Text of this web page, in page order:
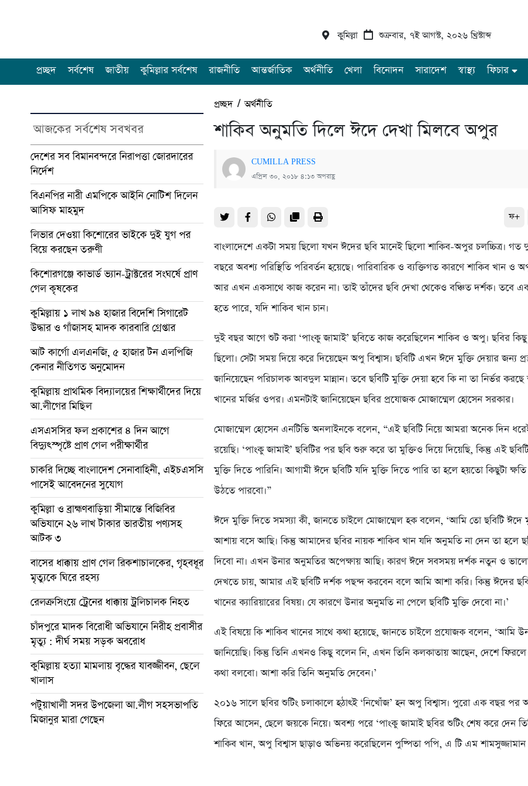
কুমিল্লা শুক্রবার, ৭ই আগস্ট, ২০২৬ খ্রিস্টাব্দ
প্রচ্ছদ সর্বশেষ জাতীয় কুমিল্লার সর্বশেষ রাজনীতি আন্তর্জাতিক অর্থনীতি খেলা বিনোদন সারাদেশ স্বাস্থ্য ফিচার
আজকের সর্বশেষ সবখবর
দেশের সব বিমানবন্দরে নিরাপত্তা জোরদারের
নির্দেশ
বিএনপির নারী এমপিকে আইনি নোটিশ দিলেন
আসিফ মাহমুদ
লিভার দেওয়া কিশোরের ভাইকে দুই যুগ পর
বিয়ে করছেন তরুণী
কিশোরগঞ্জে কাভার্ড ভ্যান-ট্রাক্টরের সংঘর্ষে প্রাণ
গেল কৃষকের
কুমিল্লায় ১ লাখ ৯৪ হাজার বিদেশি সিগারেট
উদ্ধার ও গাঁজাসহ মাদক কারবারি গ্রেপ্তার
আট কার্গো এলএনজি, ৫ হাজার টন এলপিজি
কেনার নীতিগত অনুমোদন
কুমিল্লায় প্রাথমিক বিদ্যালয়ের শিক্ষার্থীদের দিয়ে
আ.লীগের মিছিল
এসএসসির ফল প্রকাশের ৪ দিন আগে
বিদ্যুৎস্পৃষ্টে প্রাণ গেল পরীক্ষার্থীর
চাকরি দিচ্ছে বাংলাদেশ সেনাবাহিনী, এইচএসসি
পাসেই আবেদনের সুযোগ
কুমিল্লা ও ব্রাহ্মণবাড়িয়া সীমান্তে বিজিবির
অভিযানে ২৬ লাখ টাকার ভারতীয় পণ্যসহ
আটক ৩
বাসের ধাক্কায় প্রাণ গেল রিকশাচালকের, গৃহবধূর
মৃত্যুকে ঘিরে রহস্য
রেলক্রসিংয়ে ট্রেনের ধাক্কায় ট্রলিচালক নিহত
চাঁদপুরে মাদক বিরোধী অভিযানে নিরীহ প্রবাসীর
মৃত্যু : দীর্ঘ সময় সড়ক অবরোধ
কুমিল্লায় হত্যা মামলায় বৃদ্ধের যাবজ্জীবন, ছেলে
খালাস
পটুয়াখালী সদর উপজেলা আ.লীগ সহসভাপতি
মিজানুর মারা গেছেন
প্রচ্ছদ/অর্থনীতি
শাকিব অনুমতি দিলে ঈদে দেখা মিলবে অপুর
CUMILLA PRESS
এপ্রিল ৩০, ২০১৮ ৪:১৩ অপরাহ্ণ
ফ+
বাংলাদেশে একটা সময় ছিলো যখন ঈদের ছবি মানেই ছিলো শাকিব-অপুর চলচ্চিত্র। গত
বছরে অবশ্য পরিস্থিতি পরিবর্তন হয়েছে। পারিবারিক ও ব্যক্তিগত কারণে শাকিব খান ও
আর এখন একসাথে কাজ করেন না। তাই তাঁদের ছবি দেখা থেকেও বঞ্চিত দর্শক। তবে
হতে পারে, যদি শাকিব খান চান।
দুই বছর আগে শুট করা ‘পাংকু জামাই’ ছবিতে কাজ করেছিলেন শাকিব ও অপু। ছবির
ছিলো। সেটা সময় দিয়ে করে দিয়েছেন অপু বিশ্বাস। ছবিটি এখন ঈদে মুক্তি দেয়ার জন্য
জানিয়েছেন পরিচালক আবদুল মান্নান। তবে ছবিটি মুক্তি দেয়া হবে কি না তা নির্ভর করছে
খানের মর্জির ওপর। এমনটাই জানিয়েছেন ছবির প্রযোজক মোজাম্মেল হোসেন সরকার।
মোজাম্মেল হোসেন এনটিভি অনলাইনকে বলেন, “এই ছবিটি নিয়ে আমরা অনেক দিন
রয়েছি। ‘পাংকু জামাই’ ছবিটির পর ছবি শুরু করে তা মুক্তিও দিয়ে দিয়েছি, কিন্তু এই
মুক্তি দিতে পারিনি। আগামী ঈদে ছবিটি যদি মুক্তি দিতে পারি তা হলে হয়তো কিছুটা
উঠতে পারবো।”
ঈদে মুক্তি দিতে সমস্যা কী, জানতে চাইলে মোজাম্মেল হক বলেন, ‘আমি তো ছবিটি ঈদে
আশায় বসে আছি। কিন্তু আমাদের ছবির নায়ক শাকিব খান যদি অনুমতি না দেন তা হলে
দিবো না। এখন উনার অনুমতির অপেক্ষায় আছি। কারণ ঈদে সবসময় দর্শক নতুন ও
দেখতে চায়, আমার এই ছবিটি দর্শক পছন্দ করবেন বলে আমি আশা করি। কিন্তু ঈদের
খানের ক্যারিয়ারের বিষয়। যে কারণে উনার অনুমতি না পেলে ছবিটি মুক্তি দেবো না।’
এই বিষয়ে কি শাকিব খানের সাথে কথা হয়েছে, জানতে চাইলে প্রযোজক বলেন, ‘আমি
জানিয়েছি। কিন্তু তিনি এখনও কিছু বলেন নি, এখন তিনি কলকাতায় আছেন, দেশে
কথা বলবো। আশা করি তিনি অনুমতি দেবেন।’
২০১৬ সালে ছবির শুটিং চলাকালে হঠাৎই ‘নিখোঁজ’ হন অপু বিশ্বাস। পুরো এক বছর পর
ফিরে আসেন, ছেলে জয়কে নিয়ে। অবশ্য পরে ‘পাংকু জামাই ছবির শুটিং শেষ করে দেন
শাকিব খান, অপু বিশ্বাস ছাড়াও অভিনয় করেছিলেন পুষ্পিতা পপি, এ টি এম শামসুজ্জামান